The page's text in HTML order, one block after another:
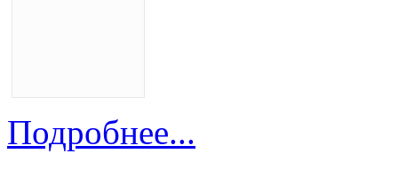
Подробнее...